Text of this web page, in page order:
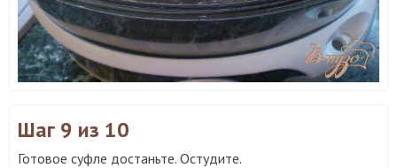
Шаг 9 из 10
Готовое суфле достаньте. Остудите.